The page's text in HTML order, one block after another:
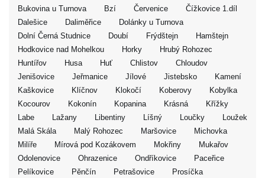
Bukovina u Turnova
Bzí Červenice
Čížkovice 1.díl
Dalešice
Daliměřice
Dolánky u Turnova
Dolní Černá Studnice
Doubí Frýdštejn
Hamštejn
Hodkovice nad Mohelkou
Horky
Hrubý Rohozec
Huntířov
Husa Huť Chlistov
Chloudov
Jenišovice
Jeřmanice Jílové Jistebsko
Kamení
Kaškovice
Klíčnov Klokočí Koberovy
Kobylka
Kocourov
Kokonín Kopanina Krásná
Křížky
Labe
Lažany Libentiny Líšný Loučky
Loužek
Malá Skála
Malý Rohozec Maršovice
Michovka
Milíře
Mírová pod Kozákovem Mokřiny
Mukařov
Odolenovice
Ohrazenice Ondříkovice
Paceřice
Pelíkovice
Pěnčín Petrašovice
Prosíčka